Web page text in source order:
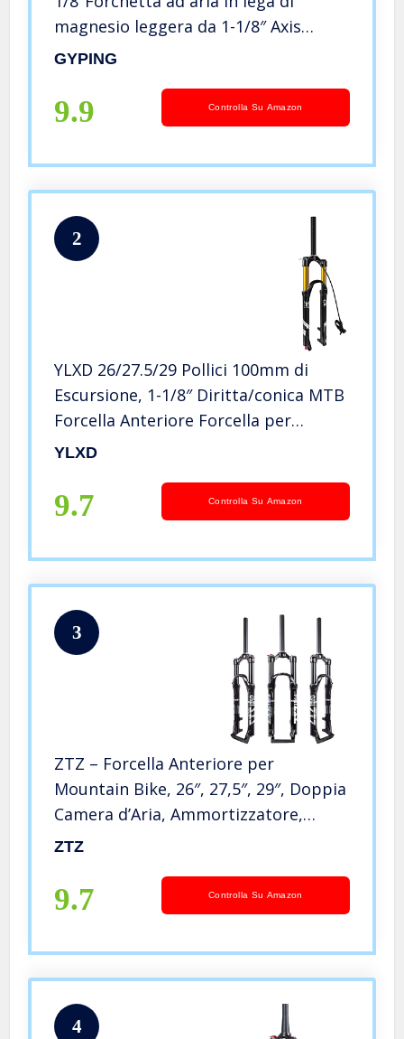
magnesio leggera da 1-1/8″ Axis
9x100mmqr Release
GYPING
9.9 Controlla Su Amazon
2
YLXD 26/27.5/29 Pollici 100mm di
Escursione, 1-1/8″ Diritta/conica MTB
Forcella Anteriore Forcella per
Mountain Bike Regolazione
B,29
YLXD
9.7 Controlla Su Amazon
3
ZTZ – Forcella Anteriore per
Mountain Bike, 26″, 27,5″, 29″, Doppia
Camera d’Aria, Ammortizzatore,
Forcella Anteriore, Black Inner Tube,
ZTZ
9.7 Controlla Su Amazon
4